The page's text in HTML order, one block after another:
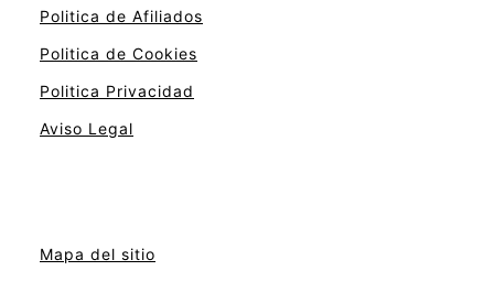
Politica de Afiliados
Politica de Cookies
Politica Privacidad
Aviso Legal
Mapa del sitio